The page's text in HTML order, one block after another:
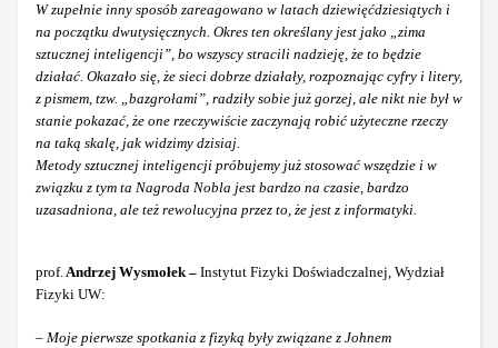
W zupełnie inny sposób zareagowano w latach dziewięćdziesiątych i
na początku dwutysięcznych. Okres ten określany jest jako „zima
sztucznej inteligencji”, bo wszyscy stracili nadzieję, że to będzie
działać. Okazało się, że sieci dobrze działały, rozpoznając cyfry i litery,
z pismem, tzw. „bazgrołami”, radziły sobie już gorzej, ale nikt nie był w
stanie pokazać, że one rzeczywiście zaczynają robić użyteczne rzeczy
na taką skalę, jak widzimy dzisiaj.
Metody sztucznej inteligencji próbujemy już stosować wszędzie i w
związku z tym ta Nagroda Nobla jest bardzo na czasie, bardzo
uzasadniona, ale też rewolucyjna przez to, że jest z informatyki.
prof.Andrzej Wysmołek – Instytut Fizyki Doświadczalnej, Wydział
Fizyki UW:
– Moje pierwsze spotkania z fizyką były związane z Johnem